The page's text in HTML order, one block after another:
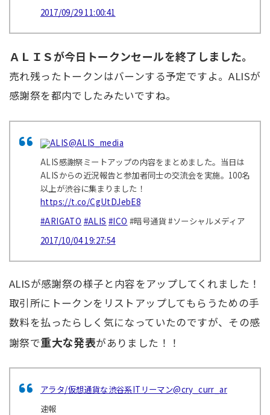
2017/09/29 11:00:41
ＡＬＩＳが今日トークンセールを終了しました。
売れ残ったトークンはバーンする予定ですよ。ALISが
感謝祭を都内でしたみたいですね。
ALIS@ALIS_media
ALIS感謝祭ミートアップの内容をまとめました。当日は
ALISからの近況報告と参加者同士の交流会を実施。100名
以上が渋谷に集まりました！
https://t.co/CgUtDJebE8
#ARIGATO #ALIS #ICO #暗号通貨 #ソーシャルメディア
2017/10/04 19:27:54
ALISが感謝祭の様子と内容をアップしてくれました！
取引所にトークンをリストアップしてもらうための手
数料を払ったらしく気になっていたのですが、その感
謝祭で重大な発表がありました！！
アラタ/仮想通貨な渋谷系ITリーマン@cry_curr_ar
速報